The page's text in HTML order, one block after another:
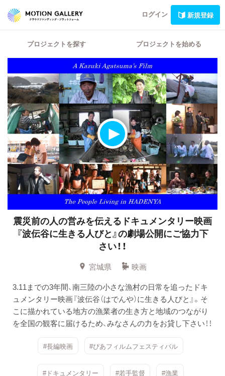
ログイン 新規登録
プロジェクトを探す プロジェクトを始める
震災前の人の営みを伝えるドキュメンタリー映画
『波伝谷に生きる人びと』の劇場公開にご協力下
さい！！
宮城県
映画
3.11までの3年間、南三陸の小さな漁村の日常を追ったドキ
ュメンタリー映画『波伝谷（はでんや）に生きる人びと』。そ
こに描かれている地方の漁業者の生き方と地域のつながり
を全国の観客に届けるため、みなさんの力をお貸し下さい！！
#長編映画 #ぴあフィルムフェスティバル
#ドキュメンタリー #若手監督 #漁業